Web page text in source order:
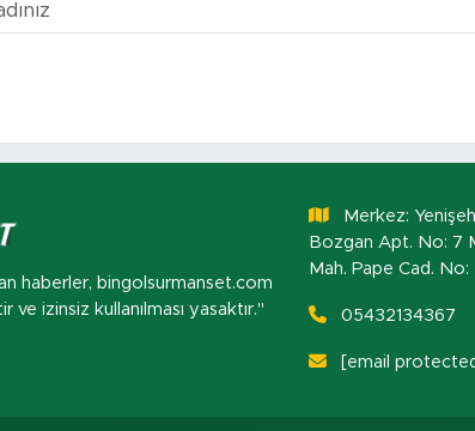
haberler, bingolsurmanset.com
ve izinsiz kullanılması yasaktır."
Merkez:
Bozgan Apt. No: 7
Mah. Pape Cad.
05432134367
[email